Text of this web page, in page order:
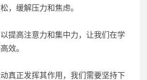
，缓解压力和焦虑。
提高注意力和集中力，让我们在学
效。
真正发挥其作用，我们需要坚持下